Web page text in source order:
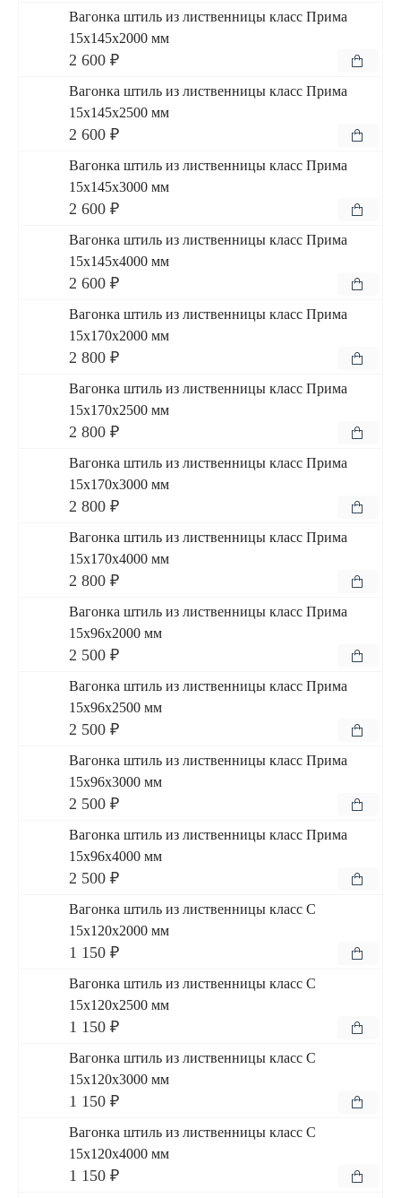
Вагонка штиль из лиственницы класс Прима
15x145x2000 мм
2 600 ₽
Вагонка штиль из лиственницы класс Прима
15x145x2500 мм
2 600 ₽
Вагонка штиль из лиственницы класс Прима
15x145x3000 мм
2 600 ₽
Вагонка штиль из лиственницы класс Прима
15x145x4000 мм
2 600 ₽
Вагонка штиль из лиственницы класс Прима
15x170x2000 мм
2 800 ₽
Вагонка штиль из лиственницы класс Прима
15x170x2500 мм
2 800 ₽
Вагонка штиль из лиственницы класс Прима
15x170x3000 мм
2 800 ₽
Вагонка штиль из лиственницы класс Прима
15x170x4000 мм
2 800 ₽
Вагонка штиль из лиственницы класс Прима
15x96x2000 мм
2 500 ₽
Вагонка штиль из лиственницы класс Прима
15x96x2500 мм
2 500 ₽
Вагонка штиль из лиственницы класс Прима
15x96x3000 мм
2 500 ₽
Вагонка штиль из лиственницы класс Прима
15x96x4000 мм
2 500 ₽
Вагонка штиль из лиственницы класс С
15x120x2000 мм
1 150 ₽
Вагонка штиль из лиственницы класс С
15x120x2500 мм
1 150 ₽
Вагонка штиль из лиственницы класс С
15x120x3000 мм
1 150 ₽
Вагонка штиль из лиственницы класс С
15x120x4000 мм
1 150 ₽